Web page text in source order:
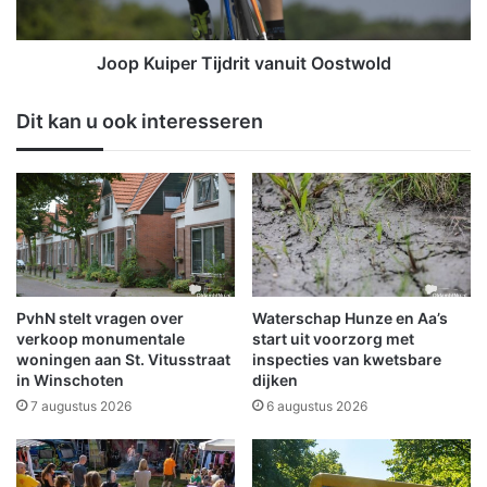
e
g
r
o
n
d
d
e
e
e
s
t
d
g
e
e
j
d
r
i
t
v
a
n
u
i
t
O
o
t
w
Joop Kuiper Tijdrit vanuit Oostwold
Dit kan u ook interesseren
PvhN stelt vragen over
verkoop monumentale
woningen aan St. Vitusstraat
in Winschoten
7 augustus 2026
Waterschap Hunze en Aa’s
start uit voorzorg met
inspecties van kwetsbare
dijken
6 augustus 2026